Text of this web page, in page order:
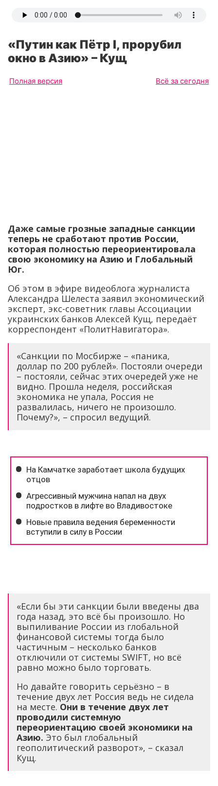
«Путин как Пётр I, прорубил
окно в Азию» – Кущ
Полная версия Всё за сегодня
Даже самые грозные западные санкции
теперь не сработают против России,
которая полностью переориентировала
свою экономику на Азию и Глобальный
Юг.
Об этом в эфире видеоблога журналиста
Александра Шелеста заявил экономический
эксперт, экс-советник главы Ассоциации
украинских банков Алексей Кущ, передаёт
корреспондент «ПолитНавигатора».
«Санкции по Мосбирже – «паника,
доллар по 200 рублей». Постояли очереди
– постояли, сейчас этих очередей уже не
видно. Прошла неделя, российская
экономика не упала, Россия не
развалилась, ничего не произошло.
Почему?», – спросил ведущий.
«Если бы эти санкции были введены два
года назад, это всё бы произошло. Но
выпиливание России из глобальной
финансовой системы тогда было
частичным – несколько банков
отключили от системы SWIFT, но всё
равно можно было торговать.
Но давайте говорить серьёзно – в
течение двух лет Россия ведь не сидела
на месте. Они в течение двух лет
проводили системную
переориентацию своей экономики на
Азию. Это был глобальный
геополитический разворот», – сказал
Кущ.